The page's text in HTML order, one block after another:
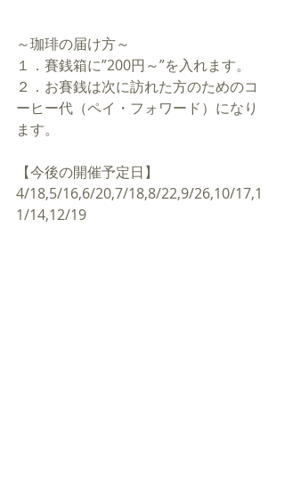
～珈琲の届け方～
１．賽銭箱に”200円～”を入れます。
２．お賽銭は次に訪れた方のためのコ
ーヒー代（ペイ・フォワード）になり
ます。
【今後の開催予定日】
4/18,5/16,6/20,7/18,8/22,9/26,10/17,1
1/14,12/19